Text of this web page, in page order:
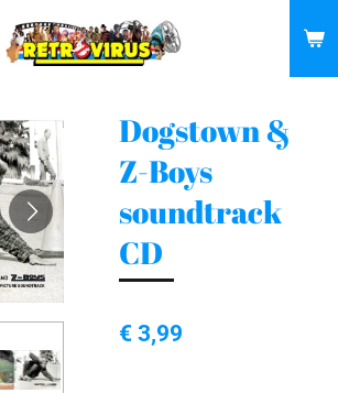
Dogstown &
Z-Boys
soundtrack
CD
€ 3,99